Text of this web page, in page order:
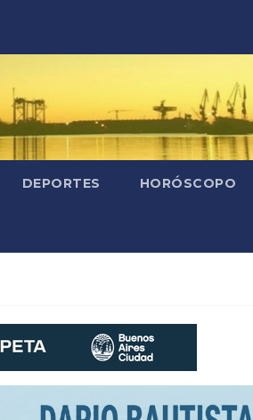
DEPORTES HORÓSCOPO